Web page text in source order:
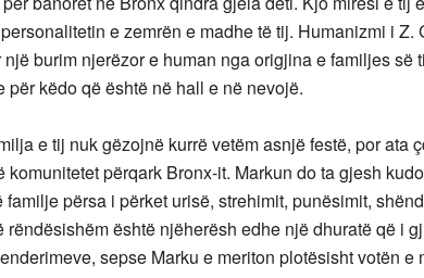
e zemrën e madhe të tij. Humanizmi i
një burim njerëzor e human nga origjina e familjes së
për këdo që është në hall e në nevojë.
e tij nuk gëzojnë kurrë vetëm asnjë festë, por ata
komunitetet përqark Bronx-it. Markun do ta gjesh
familje përsa i përket urisë, strehimit, punësimit,
rëndësishëm është njëherësh edhe një dhuratë që i
sepse Marku e meriton plotësisht votën